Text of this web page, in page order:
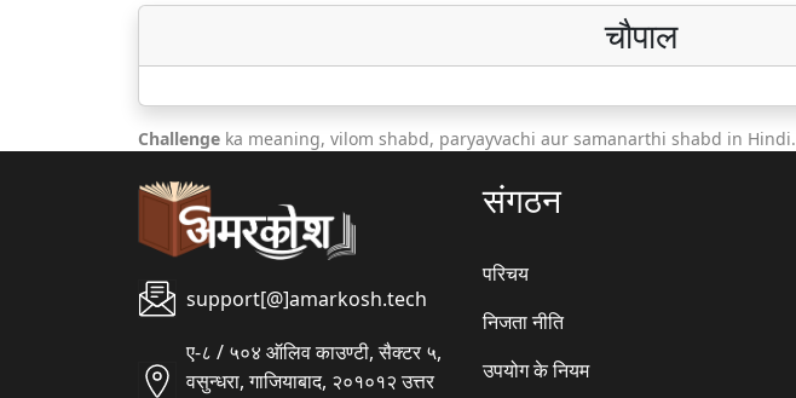
चौपाल
Challenge ka meaning, vilom shabd, paryayvachi aur samanarthi shabd in Hindi.
support[@]amarkosh.tech
ए-८ / ५०४ ऑलिव काउण्टी, सैक्टर ५,
वसुन्धरा, गाजियाबाद, २०१०१२ उत्तर
संगठन
परिचय
निजता नीति
उपयोग के नियम